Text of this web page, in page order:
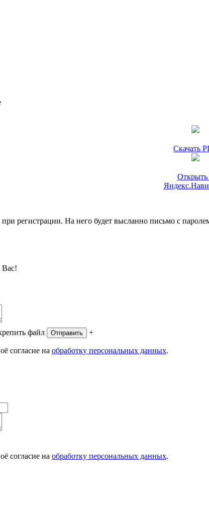
Скачать
Открыть
регистрации. На него будет высланно письмо с
Вас!
файл
Отправить +
согласие на обработку персональных данных.
согласие на обработку персональных данных.